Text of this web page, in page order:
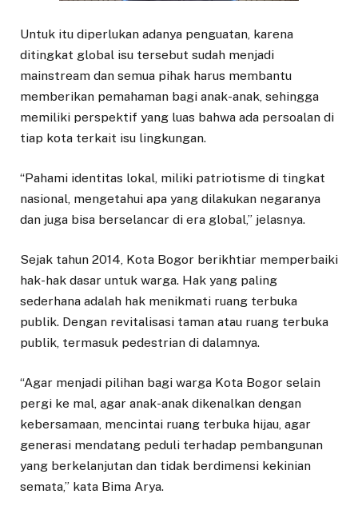
Untuk itu diperlukan adanya penguatan, karena
ditingkat global isu tersebut sudah menjadi
mainstream dan semua pihak harus membantu
memberikan pemahaman bagi anak-anak, sehingga
memiliki perspektif yang luas bahwa ada persoalan di
tiap kota terkait isu lingkungan.
“Pahami identitas lokal, miliki patriotisme di tingkat
nasional, mengetahui apa yang dilakukan negaranya
dan juga bisa berselancar di era global,” jelasnya.
Sejak tahun 2014, Kota Bogor berikhtiar memperbaiki
hak-hak dasar untuk warga. Hak yang paling
sederhana adalah hak menikmati ruang terbuka
publik. Dengan revitalisasi taman atau ruang terbuka
publik, termasuk pedestrian di dalamnya.
“Agar menjadi pilihan bagi warga Kota Bogor selain
pergi ke mal, agar anak-anak dikenalkan dengan
kebersamaan, mencintai ruang terbuka hijau, agar
generasi mendatang peduli terhadap pembangunan
yang berkelanjutan dan tidak berdimensi kekinian
semata,” kata Bima Arya.